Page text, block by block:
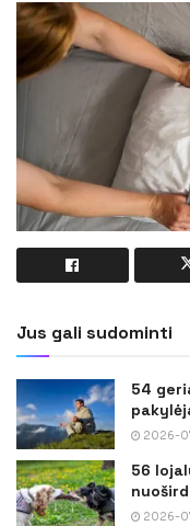
Jus gali sudominti
54
2026-
56
2026-